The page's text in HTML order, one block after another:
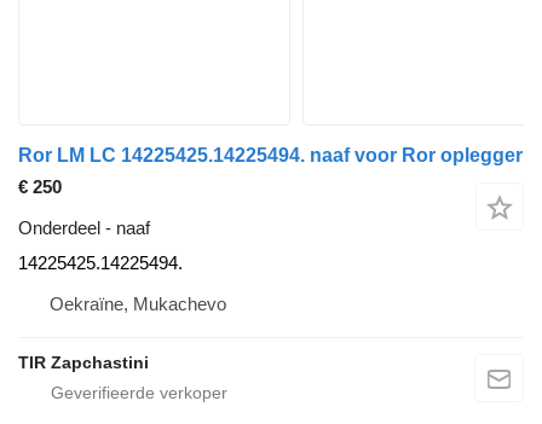
Ror LM LC 14225425.14225494. naaf voor Ror oplegger
€ 250
Onderdeel - naaf
14225425.14225494.
Oekraïne, Mukachevo
TIR Zapchastini